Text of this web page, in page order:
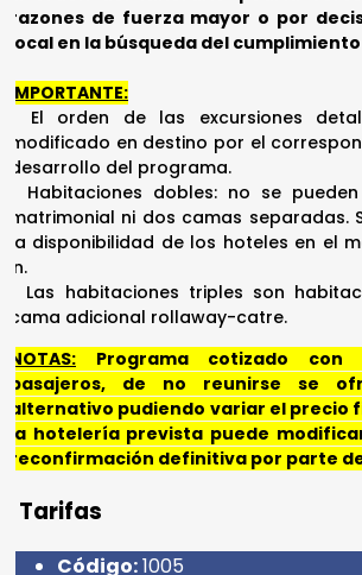
de fuerza mayor o por
en la búsqueda del cumplimiento
El orden de las excursiones
en destino por el
del programa.
Habitaciones dobles: no se pueden
ni dos camas separadas.
disponibilidad de los hoteles en el
Las habitaciones triples son
adicional rollaway-catre.
Programa cotizado con
de no reunirse se
pudiendo variar el precio
hotelería prevista puede
definitiva por parte del
Código:1005